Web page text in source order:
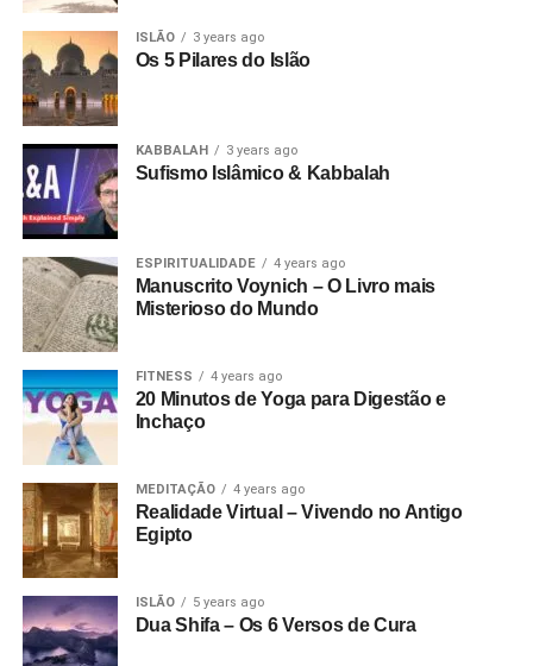
ISLÃO 3 years ago
Os 5 Pilares do Islão
KABBALAH 3 years ago
Sufismo Islâmico & Kabbalah
ESPIRITUALIDADE 4 years ago
Manuscrito Voynich – O Livro mais
Misterioso do Mundo
FITNESS 4 years ago
20 Minutos de Yoga para Digestão e
Inchaço
MEDITAÇÃO 4 years ago
Realidade Virtual – Vivendo no Antigo
Egipto
ISLÃO 5 years ago
Dua Shifa – Os 6 Versos de Cura